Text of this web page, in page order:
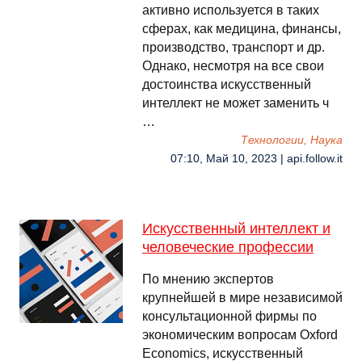
активно используется в таких
сферах, как медицина, финансы,
производство, транспорт и др.
Однако, несмотря на все свои
достоинства искусственный
интеллект не может заменить ч
…
Технологии, Наука
07:10, Май 10, 2023 | api.follow.it
Искусственный интеллект и
человеческие профессии
По мнению экспертов
крупнейшей в мире независимой
консультационной фирмы по
экономическим вопросам Oxford
Economics, искусственный